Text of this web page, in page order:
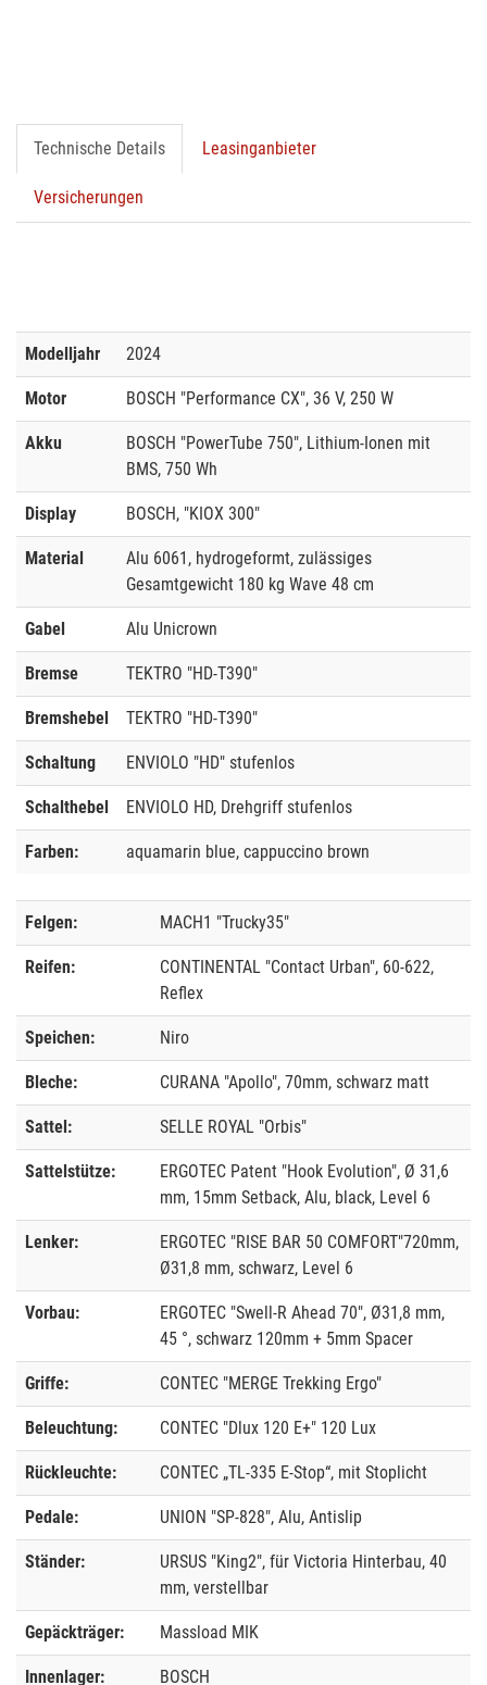
Technische Details Leasinganbieter
Versicherungen
Modelljahr 2024
Motor BOSCH "Performance CX", 36 V, 250 W
Akku
BOSCH "PowerTube 750", Lithium-Ionen mit
BMS, 750 Wh
Display BOSCH, "KIOX 300"
Material
Alu 6061, hydrogeformt, zulässiges
Gesamtgewicht 180 kg Wave 48 cm
Gabel Alu Unicrown
Bremse TEKTRO "HD-T390"
Bremshebel TEKTRO "HD-T390"
Schaltung ENVIOLO "HD" stufenlos
Schalthebel ENVIOLO HD, Drehgriff stufenlos
Farben: aquamarin blue, cappuccino brown
Felgen: MACH1 "Trucky35"
Reifen:
CONTINENTAL "Contact Urban", 60-622,
Reflex
Speichen: Niro
Bleche: CURANA "Apollo", 70mm, schwarz matt
Sattel: SELLE ROYAL "Orbis"
Sattelstütze:
ERGOTEC Patent "Hook Evolution", Ø 31,6
mm, 15mm Setback, Alu, black, Level 6
Lenker:
ERGOTEC "RISE BAR 50 COMFORT"720mm,
Ø31,8 mm, schwarz, Level 6
Vorbau:
ERGOTEC "Swell-R Ahead 70", Ø31,8 mm,
45 °, schwarz 120mm + 5mm Spacer
Griffe: CONTEC "MERGE Trekking Ergo"
Beleuchtung: CONTEC "Dlux 120 E+" 120 Lux
Rückleuchte: CONTEC „TL-335 E-Stop“, mit Stoplicht
Pedale: UNION "SP-828", Alu, Antislip
Ständer:
URSUS "King2", für Victoria Hinterbau, 40
mm, verstellbar
Gepäckträger: Massload MIK
Innenlager: BOSCH